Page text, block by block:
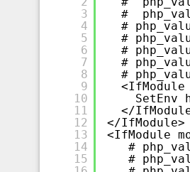
3
4
5
6
7
8
9
10
11
12
13
14
15
#
#
#
#
#
#
<IfModule
SetEnv
</
</IfModule>
<IfModule
#
#